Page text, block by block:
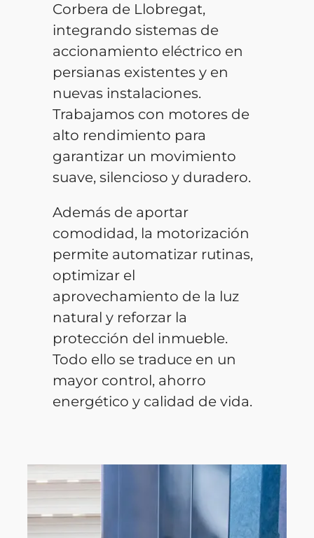
Corbera de Llobregat,
integrando sistemas de
accionamiento eléctrico en
persianas existentes y en
nuevas instalaciones.
Trabajamos con motores de
alto rendimiento para
garantizar un movimiento
suave, silencioso y duradero.
Además de aportar
comodidad, la motorización
permite automatizar rutinas,
optimizar el
aprovechamiento de la luz
natural y reforzar la
protección del inmueble.
Todo ello se traduce en un
mayor control, ahorro
energético y calidad de vida.